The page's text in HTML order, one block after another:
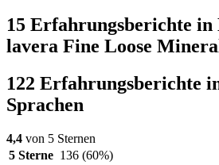
15 Erfahrungsberichte in
lavera Fine Loose
122 Erfahrungsberichte
Sprachen
4,4 von 5 Sternen
5 Sterne 136 (60%)